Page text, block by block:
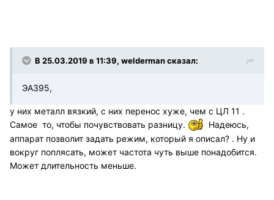
В 25.03.2019 в 11:39, welderman сказал:
ЭА395,
у них металл вязкий, с них перенос хуже, чем с ЦЛ 11 .
Самое то, чтобы почувствовать разницу.
Надеюсь,
аппарат позволит задать режим, который я описал? . Ну и
вокруг поплясать, может частота чуть выше понадобится.
Может длительность меньше.